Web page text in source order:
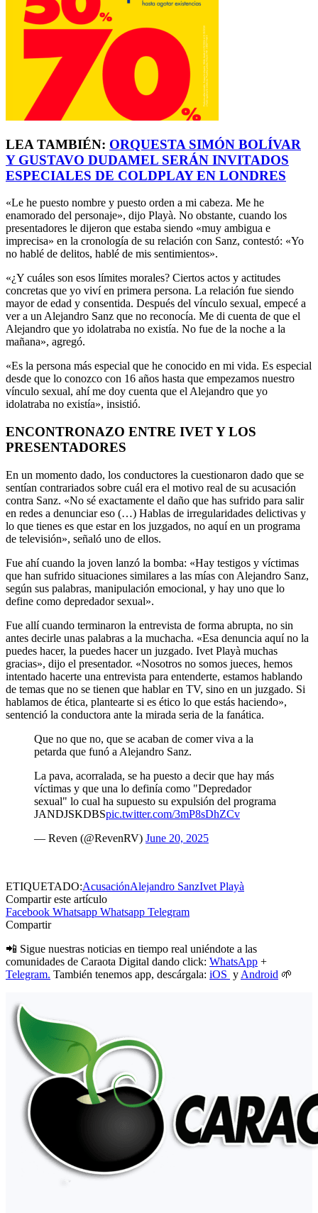
LEA TAMBIÉN: ORQUESTA SIMÓN BOLÍVAR
Y GUSTAVO DUDAMEL SERÁN INVITADOS
ESPECIALES DE COLDPLAY EN LONDRES
«Le he puesto nombre y puesto orden a mi cabeza. Me he
enamorado del personaje», dijo Playà. No obstante, cuando los
presentadores le dijeron que estaba siendo «muy ambigua e
imprecisa» en la cronología de su relación con Sanz, contestó: «Yo
no hablé de delitos, hablé de mis sentimientos».
«¿Y cuáles son esos límites morales? Ciertos actos y actitudes
concretas que yo viví en primera persona. La relación fue siendo
mayor de edad y consentida. Después del vínculo sexual, empecé a
ver a un Alejandro Sanz que no reconocía. Me di cuenta de que el
Alejandro que yo idolatraba no existía. No fue de la noche a la
mañana», agregó.
«Es la persona más especial que he conocido en mi vida. Es especial
desde que lo conozco con 16 años hasta que empezamos nuestro
vínculo sexual, ahí me doy cuenta que el Alejandro que yo
idolatraba no existía», insistió.
ENCONTRONAZO ENTRE IVET Y LOS
PRESENTADORES
En un momento dado, los conductores la cuestionaron dado que se
sentían contrariados sobre cuál era el motivo real de su acusación
contra Sanz. «No sé exactamente el daño que has sufrido para salir
en redes a denunciar eso (…) Hablas de irregularidades delictivas y
lo que tienes es que estar en los juzgados, no aquí en un programa
de televisión», señaló uno de ellos.
Fue ahí cuando la joven lanzó la bomba: «Hay testigos y víctimas
que han sufrido situaciones similares a las mías con Alejandro Sanz,
según sus palabras, manipulación emocional, y hay uno que lo
define como depredador sexual».
Fue allí cuando terminaron la entrevista de forma abrupta, no sin
antes decirle unas palabras a la muchacha. «Esa denuncia aquí no la
puedes hacer, la puedes hacer un juzgado. Ivet Playà muchas
gracias», dijo el presentador. «Nosotros no somos jueces, hemos
intentado hacerte una entrevista para entenderte, estamos hablando
de temas que no se tienen que hablar en TV, sino en un juzgado. Si
hablamos de ética, plantearte si es ético lo que estás haciendo»,
sentenció la conductora ante la mirada seria de la fanática.
Que no que no, que se acaban de comer viva a la
petarda que funó a Alejandro Sanz.
La pava, acorralada, se ha puesto a decir que hay más
víctimas y que una lo definía como "Depredador
sexual" lo cual ha supuesto su expulsión del programa
JANDJSKDBSpic.twitter.com/3mP8sDhZCv
— Rеvеn (@RevenRV) June 20, 2025
ETIQUETADO:AcusaciónAlejandro SanzIvet Playà
Compartir este artículo
Facebook Whatsapp Whatsapp Telegram
Compartir
📲 Sigue nuestras noticias en tiempo real uniéndote a las
comunidades de Caraota Digital dando click: WhatsApp +
Telegram. También tenemos app, descárgala: iOS y Android 🌱